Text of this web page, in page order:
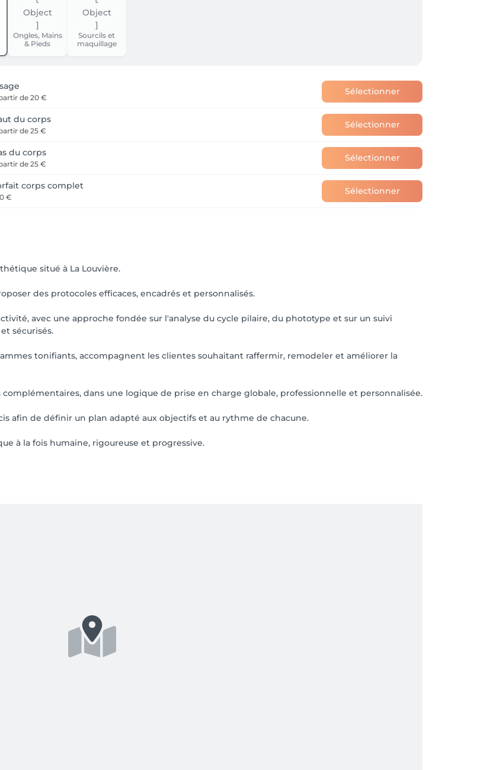
Ongles, Mains
& Pieds
Sourcils et
maquillage
de20 €
Sélectionner
du corps
de25 €
Sélectionner
du corps
de25 €
Sélectionner
corps complet
€
Sélectionner
situé à La Louvière.
des protocoles efficaces, encadrés et personnalisés.
avec une approche fondée sur l'analyse du cycle pilaire, du phototype et sur un suivi
sécurisés.
tonifiants, accompagnent les clientes souhaitant raffermir, remodeler et améliorer la
dans une logique de prise en charge globale, professionnelle et personnalisée.
afin de définir un plan adapté aux objectifs et au rythme de chacune.
à la fois humaine, rigoureuse et progressive.